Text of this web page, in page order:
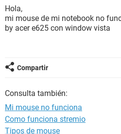
Hola,
mi mouse de mi notebook no
by acer e625 con window vista
Compartir
Consulta también:
Mi mouse no funciona
Como funciona stremio
Tipos de mouse